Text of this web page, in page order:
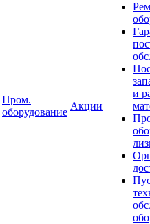
Пром.
оборудование
Акции
и